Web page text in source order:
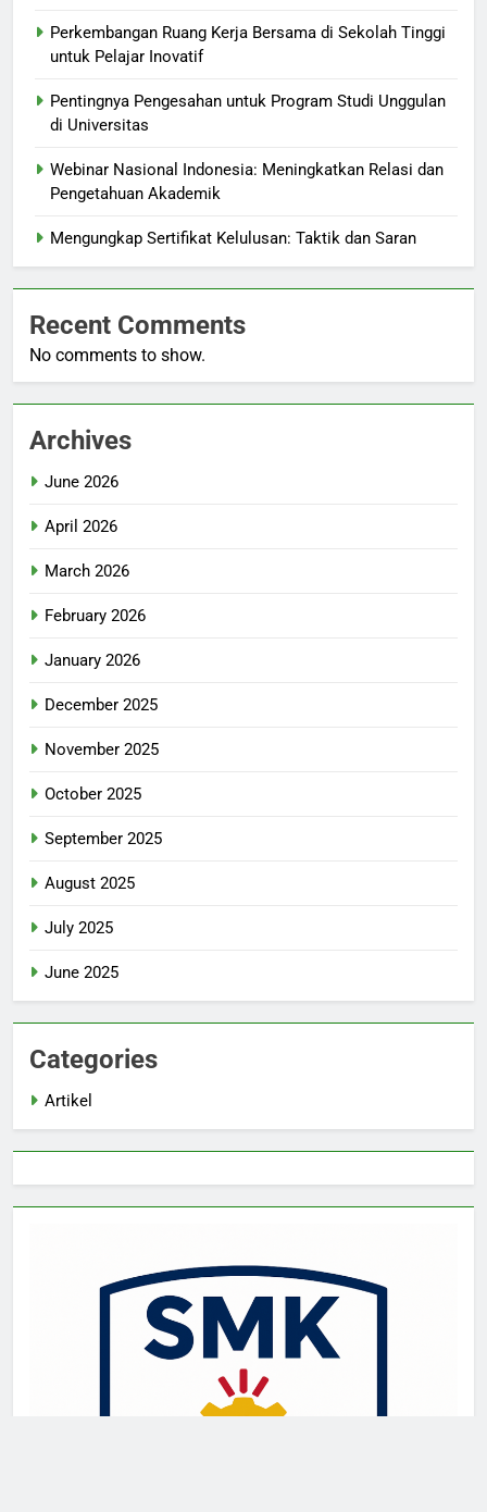
Perkembangan Ruang Kerja Bersama di Sekolah Tinggi
untuk Pelajar Inovatif
Pentingnya Pengesahan untuk Program Studi Unggulan
di Universitas
Webinar Nasional Indonesia: Meningkatkan Relasi dan
Pengetahuan Akademik
Mengungkap Sertifikat Kelulusan: Taktik dan Saran
Recent Comments
No comments to show.
Archives
June 2026
April 2026
March 2026
February 2026
January 2026
December 2025
November 2025
October 2025
September 2025
August 2025
July 2025
June 2025
Categories
Artikel